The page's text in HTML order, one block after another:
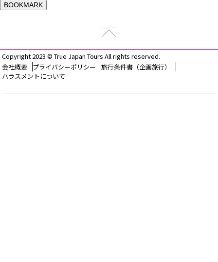
BOOKMARK
Copyright 2023 © True Japan Tours All rights reserved.
会社概要
プライバシーポリシー
旅行条件書（企画旅行）
ハラスメントについて